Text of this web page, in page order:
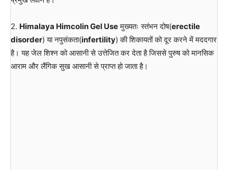
2. Himalaya Himcolin Gel Useमुख्यतः स्तंभन दोष(erectile
disorder) या नपुसंकता(infertility) की शिकायतों को दूर करने में मददगार
है। यह जेल शिश्न को आसानी से उत्तेजित कर देता है जिससे पुरुष को मानसिक
आराम और लैंगिक सुख आसानी से प्राप्त हो जाता है।